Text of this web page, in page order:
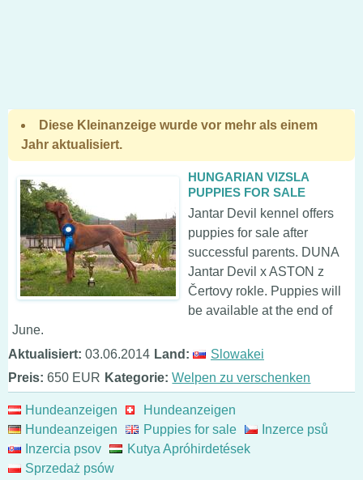
Diese Kleinanzeige wurde vor mehr als einem
Jahr aktualisiert.
HUNGARIAN VIZSLA
PUPPIES FOR SALE
Jantar Devil kennel offers
puppies for sale after
successful parents. DUNA
Jantar Devil x ASTON z
Čertovy rokle. Puppies will
be available at the end of
June.
Aktualisiert: 03.06.2014 Land:
Slowakei
Preis: 650 EUR Kategorie: Welpen zu verschenken
Hundeanzeigen
Hundeanzeigen
Hundeanzeigen
Puppies for sale
Inzerce psů
Inzercia psov
Kutya Apróhirdetések
Sprzedaż psów